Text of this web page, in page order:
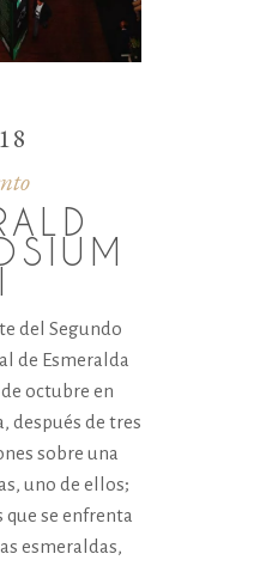
del Segundo
de Esmeralda
octubre en
después de tres
sobre una
uno de ellos;
que se enfrenta
esmeraldas,